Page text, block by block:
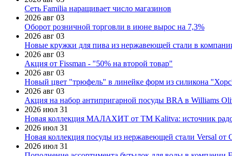
Сеть Familia наращивает число магазинов
2026 авг 03
Оборот розничной торговли в июне вырос на 7,3%
2026 авг 03
Новые кружки для пива из нержавеющей стали в
2026 авг 03
Акция от Fissman - "50% на второй товар"
2026 авг 03
Новый цвет "трюфель" в линейке форм из силикона
2026 авг 03
Акция на набор антипригарной посуды BRA в Williams
2026 июл 31
Новая коллекция МАЛАХИТ от ТМ Kalitva: источник
2026 июл 31
Новая коллекция посуды из нержавеющей стали Versal от
2026 июл 31